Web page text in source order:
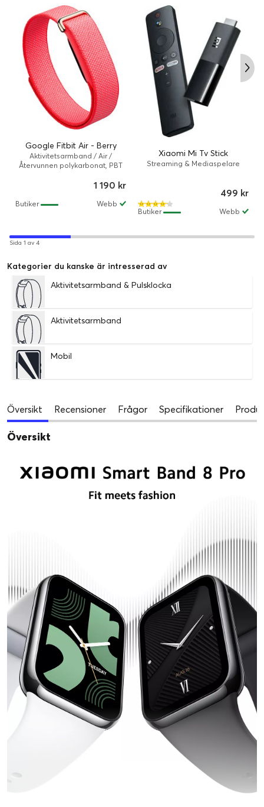
Google Fitbit Air - Berry
Aktivitetsarmband / Air /
Återvunnen polykarbonat, PBT
1 190 kr
Webb
Butiker
Xiaomi Mi Tv Stick
Streaming & Mediaspelare
499 kr
Webb
Butiker
Sida 1 av 4
Kategorier du kanske är intresserad av
Aktivitetsarmband & Pulsklocka
Aktivitetsarmband
Mobil
Översikt Recensioner Frågor Specifikationer
Översikt